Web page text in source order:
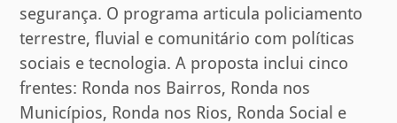
segurança. O programa articula policiamento
terrestre, fluvial e comunitário com políticas
sociais e tecnologia. A proposta inclui cinco
frentes: Ronda nos Bairros, Ronda nos
Municípios, Ronda nos Rios, Ronda Social e